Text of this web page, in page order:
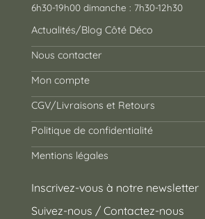
6h30-19h00 dimanche : 7h30-12h30
Actualités/Blog Côté Déco
Nous contacter
Mon compte
CGV/Livraisons et Retours
Politique de confidentialité
Mentions légales
Inscrivez-vous à notre newsletter
Suivez-nous / Contactez-nous